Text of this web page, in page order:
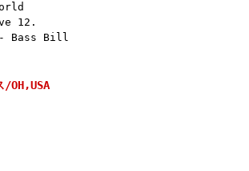
12.
- Bass Bill
OH,USA